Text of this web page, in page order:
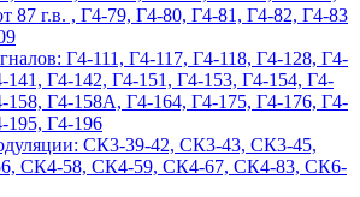
87 г.в. , Г4-79, Г4-80, Г4-81, Г4-82, Г4-83
Г4-111, Г4-117, Г4-118, Г4-128, Г4-
141, Г4-142, Г4-151, Г4-153, Г4-154, Г4-
158, Г4-158А, Г4-164, Г4-175, Г4-176, Г4-
195, Г4-196
СК3-39-42, СК3-43, СК3-45,
СК4-58, СК4-59, СК4-67, СК4-83, СК6-